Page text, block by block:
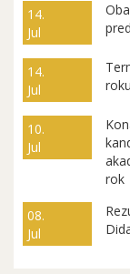
14.
Jul
14.
Jul
10.
Jul
rok
08.
Jul